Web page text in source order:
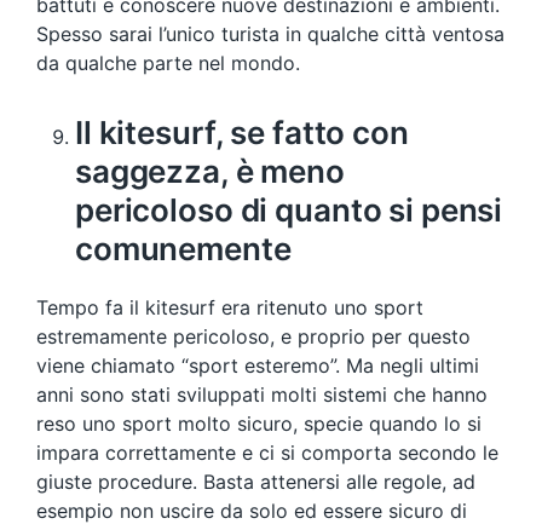
battuti e conoscere nuove destinazioni e ambienti.
Spesso sarai l’unico turista in qualche città ventosa
da qualche parte nel mondo.
Il kitesurf, se fatto con
saggezza, è meno
pericoloso di quanto si pensi
comunemente
Tempo fa il kitesurf era ritenuto uno sport
estremamente pericoloso, e proprio per questo
viene chiamato “sport esteremo”. Ma negli ultimi
anni sono stati sviluppati molti sistemi che hanno
reso uno sport molto sicuro, specie quando lo si
impara correttamente e ci si comporta secondo le
giuste procedure. Basta attenersi alle regole, ad
esempio non uscire da solo ed essere sicuro di